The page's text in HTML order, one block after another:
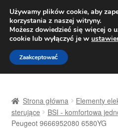
Pn.-pt. 9:00-
Przejdź
do
nawigacji
Przejdź
do
treści
Dostawa
Strona główna Elementy
sterujące
BSI - komfortowa
Peugeot 9666952080 6580YG
Używamy plików cookie, aby
korzystania z naszej witryny.
Możesz dowiedzieć się więcej o
cookie lub wyłączyć je w
Zaakceptować